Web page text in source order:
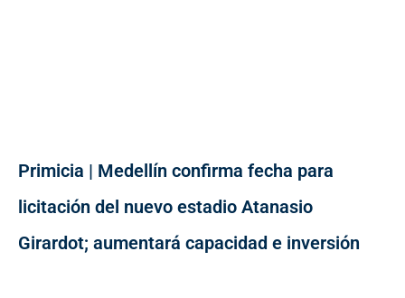
Primicia | Medellín confirma fecha para
licitación del nuevo estadio Atanasio
Girardot; aumentará capacidad e inversión